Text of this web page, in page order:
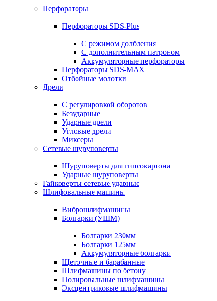
Перфораторы
Перфораторы SDS-Plus
С режимом долбления
С дополнительным патроном
Аккумуляторные перфораторы
Перфораторы SDS-MAX
Отбойные молотки
Дрели
С регулировкой оборотов
Безударные
Ударные дрели
Угловые дрели
Миксеры
Сетевые шуруповерты
Шуруповерты для гипсокартона
Ударные шуруповерты
Гайковерты сетевые ударные
Шлифовальные машины
Виброшлифмашины
Болгарки (УШМ)
Болгарки 230мм
Болгарки 125мм
Аккумуляторные болгарки
Щеточные и барабанные
Шлифмашины по бетону
Полировальные шлифмашины
Эксцентриковые шлифмашины